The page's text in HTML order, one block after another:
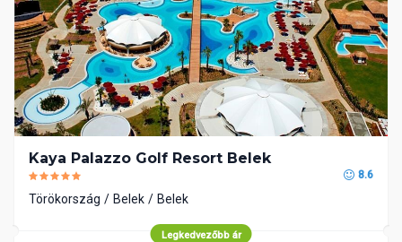
Kaya Palazzo Golf Resort Belek
8.6
Törökország Belek Belek
Legkedvezőbb ár